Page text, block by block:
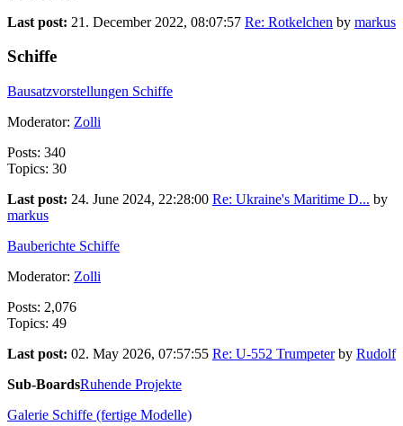
Last post: 21. December 2022, 08:07:57 Re: Rotkelchen by markus
Schiffe
Bausatzvorstellungen Schiffe
Moderator: Zolli
Posts: 340
Topics: 30
Last post: 24. June 2024, 22:28:00 Re: Ukraine's Maritime D... by
markus
Bauberichte Schiffe
Moderator: Zolli
Posts: 2,076
Topics: 49
Last post: 02. May 2026, 07:57:55 Re: U-552 Trumpeterby Rudolf
Sub-BoardsRuhende Projekte
Galerie Schiffe (fertige Modelle)